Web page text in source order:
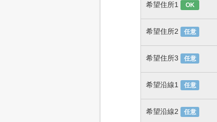
希望住所1 OK
希望住所2 任意
希望住所3 任意
希望沿線1 任意
希望沿線2 任意